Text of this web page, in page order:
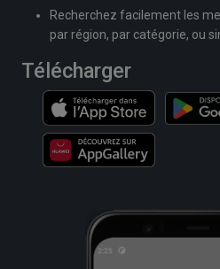
Recherchez facilement les
par région, par catégorie, ou
Télécharger